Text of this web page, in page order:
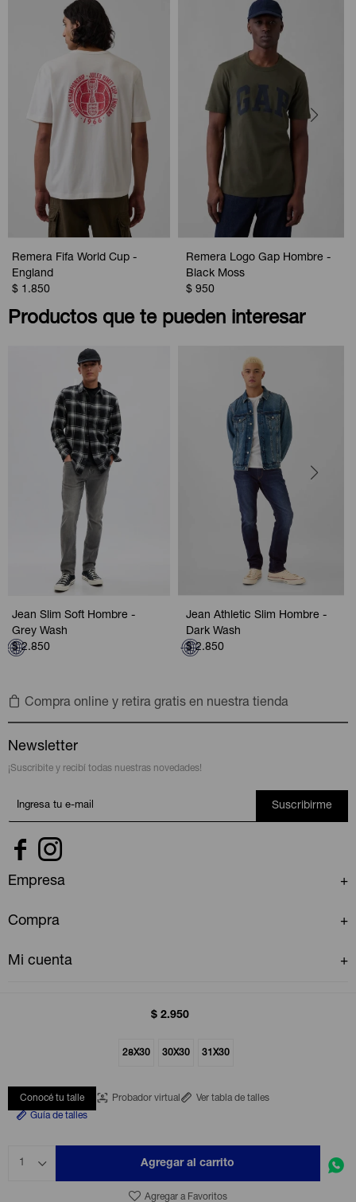
$ 2.950
28X30 30X30 31X30
Conocé tu talle Probador virtual
Ver tabla de talles
Guía de talles
1 Agregar al carrito
Remera Fifa World Cup -
England
$ 1.850
Remera Logo Gap Hombre -
Black Moss
$ 950
Productos que te pueden interesar
Jean Slim Soft Hombre -
Grey Wash
$ 2.850
Jean Athletic Slim Hombre -
Dark Wash
$ 2.850
Compra online y retira gratis en nuestra tienda
Newsletter
¡Suscribite y recibí todas nuestras novedades!
Suscribirme
 
Empresa
Compra
Mi cuenta
Fenicio